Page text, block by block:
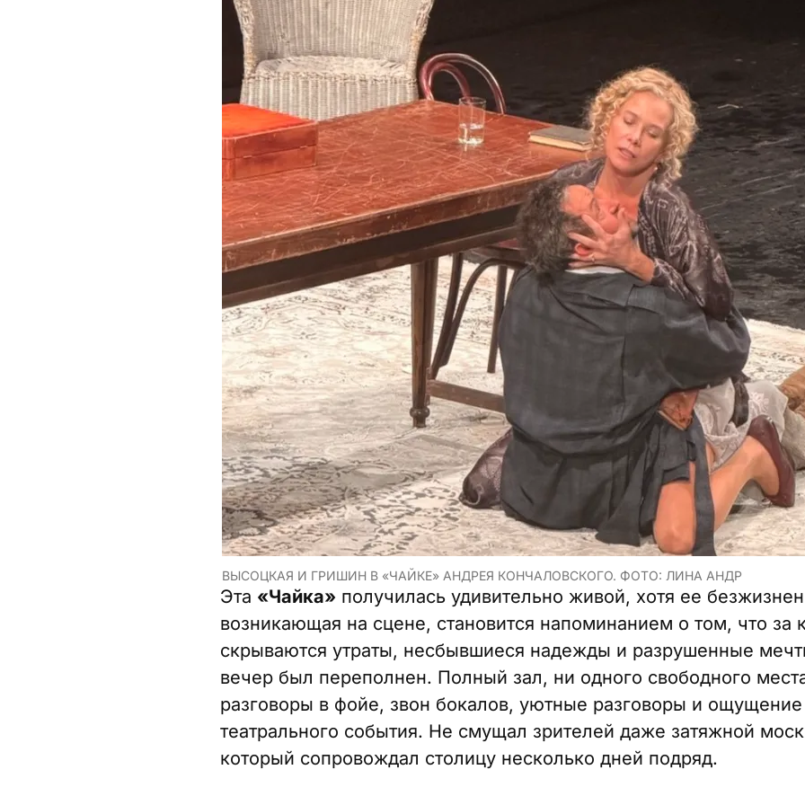
ВЫСОЦКАЯ И ГРИШИН В «ЧАЙКЕ» АНДРЕЯ КОНЧАЛОВСКОГО. ФОТО: ЛИНА АНДР
Эта «Чайка» получилась удивительно живой, хотя ее
возникающая на сцене, становится напоминанием о том, что за
скрываются утраты, несбывшиеся надежды и разрушенные
вечер был переполнен. Полный зал, ни одного свободного
разговоры в фойе, звон бокалов, уютные разговоры и
театрального события. Не смущал зрителей даже затяжной
который сопровождал столицу несколько дней подряд.